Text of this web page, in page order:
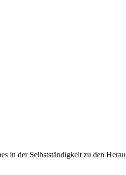
der Selbstständigkeit zu den